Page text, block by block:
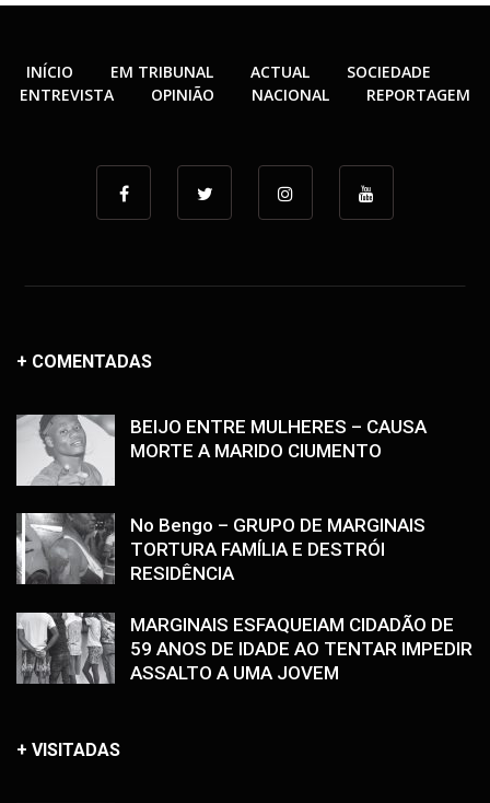
INÍCIO EM TRIBUNAL ACTUAL
SOCIEDADE
ENTREVISTA
OPINIÃO NACIONAL REPORTAGEM
+ COMENTADAS
BEIJO ENTRE MULHERES – CAUSA
MORTE A MARIDO CIUMENTO
No Bengo – GRUPO DE MARGINAIS
TORTURA FAMÍLIA E DESTRÓI
RESIDÊNCIA
MARGINAIS ESFAQUEIAM CIDADÃO DE
59 ANOS DE IDADE AO TENTAR IMPEDIR
ASSALTO A UMA JOVEM
+ VISITADAS